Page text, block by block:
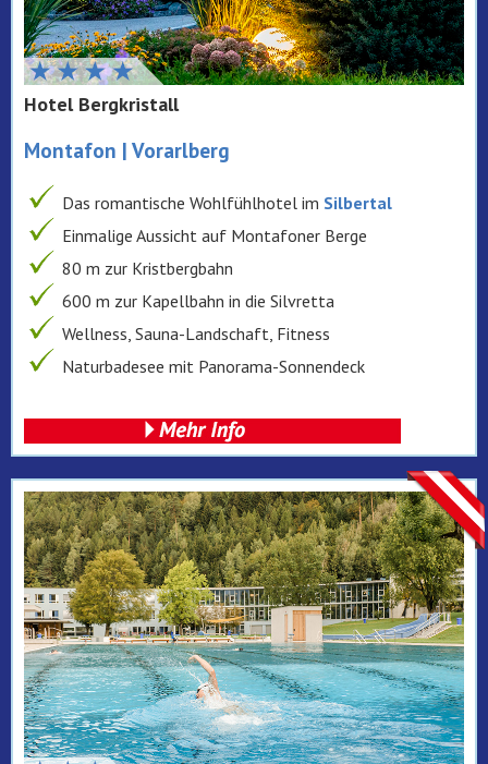
Hotel Bergkristall
Montafon | Vorarlberg
Das romantische Wohlfühlhotel im Silbertal
Einmalige Aussicht auf Montafoner Berge
80 m zur Kristbergbahn
600 m zur Kapellbahn in die Silvretta
Wellness, Sauna-Landschaft, Fitness
Naturbadesee mit Panorama-Sonnendeck